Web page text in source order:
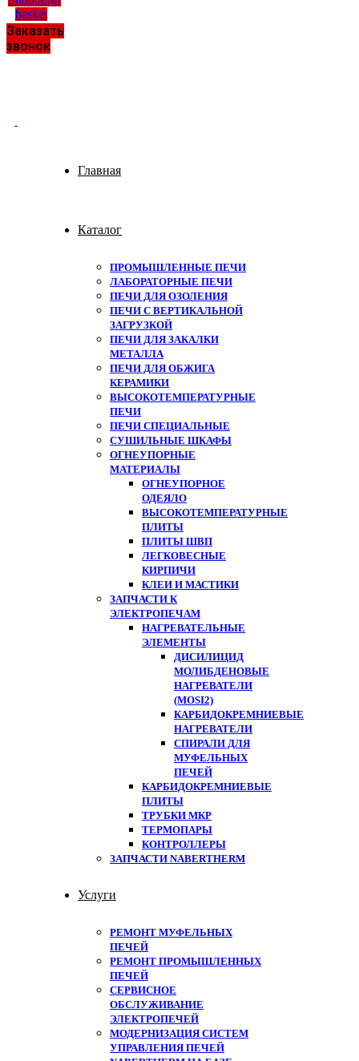
basket
Заказать
звонок
Главная
Каталог
ПРОМЫШЛЕННЫЕ ПЕЧИ
ЛАБОРАТОРНЫЕ ПЕЧИ
ПЕЧИ ДЛЯ ОЗОЛЕНИЯ
ПЕЧИ С ВЕРТИКАЛЬНОЙ
ЗАГРУЗКОЙ
ПЕЧИ ДЛЯ ЗАКАЛКИ
МЕТАЛЛА
ПЕЧИ ДЛЯ ОБЖИГА
КЕРАМИКИ
ВЫСОКОТЕМПЕРАТУРНЫЕ
ПЕЧИ
ПЕЧИ СПЕЦИАЛЬНЫЕ
СУШИЛЬНЫЕ ШКАФЫ
ОГНЕУПОРНЫЕ
МАТЕРИАЛЫ
ОГНЕУПОРНОЕ
ОДЕЯЛО
ВЫСОКОТЕМПЕРАТУРНЫЕ
ПЛИТЫ
ПЛИТЫ ШВП
ЛЕГКОВЕСНЫЕ
КИРПИЧИ
КЛЕИ И МАСТИКИ
ЗАПЧАСТИ К
ЭЛЕКТРОПЕЧАМ
НАГРЕВАТЕЛЬНЫЕ
ЭЛЕМЕНТЫ
ДИСИЛИЦИД
МОЛИБДЕНОВЫЕ
НАГРЕВАТЕЛИ
(MOSI2)
КАРБИДОКРЕМНИЕВЫЕ
НАГРЕВАТЕЛИ
СПИРАЛИ ДЛЯ
МУФЕЛЬНЫХ
ПЕЧЕЙ
КАРБИДОКРЕМНИЕВЫЕ
ПЛИТЫ
ТРУБКИ МКР
ТЕРМОПАРЫ
КОНТРОЛЛЕРЫ
ЗАПЧАСТИ NABERTHERM
Услуги
РЕМОНТ МУФЕЛЬНЫХ
ПЕЧЕЙ
РЕМОНТ ПРОМЫШЛЕННЫХ
ПЕЧЕЙ
СЕРВИСНОЕ
ОБСЛУЖИВАНИЕ
ЭЛЕКТРОПЕЧЕЙ
МОДЕРНИЗАЦИЯ СИСТЕМ
УПРАВЛЕНИЯ ПЕЧЕЙ